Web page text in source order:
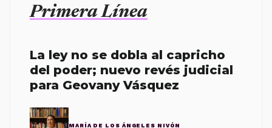
Primera Línea
La ley no se dobla al capricho
del poder; nuevo revés judicial
para Geovany Vásquez
MARÍA DE LOS ÁNGELES NIVÓN